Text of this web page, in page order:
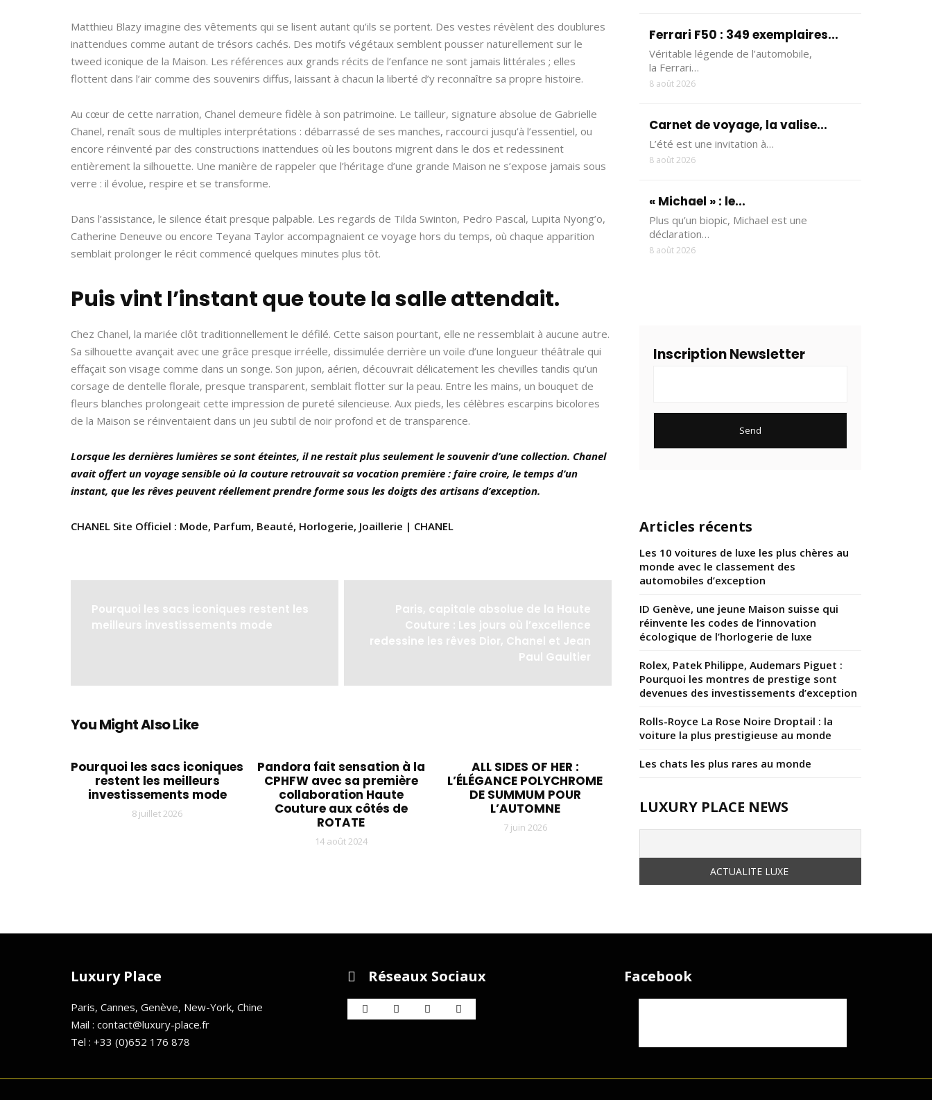
Matthieu Blazy imagine des vêtements qui se lisent autant qu’ils se portent. Des vestes révèlent des doublures
inattendues comme autant de trésors cachés. Des motifs végétaux semblent pousser naturellement sur le
tweed iconique de la Maison. Les références aux grands récits de l’enfance ne sont jamais littérales ; elles
flottent dans l’air comme des souvenirs diffus, laissant à chacun la liberté d’y reconnaître sa propre histoire.
Au cœur de cette narration, Chanel demeure fidèle à son patrimoine. Le tailleur, signature absolue de Gabrielle
Chanel, renaît sous de multiples interprétations : débarrassé de ses manches, raccourci jusqu’à l’essentiel, ou
encore réinventé par des constructions inattendues où les boutons migrent dans le dos et redessinent
entièrement la silhouette. Une manière de rappeler que l’héritage d’une grande Maison ne s’expose jamais sous
verre : il évolue, respire et se transforme.
Dans l’assistance, le silence était presque palpable. Les regards de Tilda Swinton, Pedro Pascal, Lupita Nyong’o,
Catherine Deneuve ou encore Teyana Taylor accompagnaient ce voyage hors du temps, où chaque apparition
semblait prolonger le récit commencé quelques minutes plus tôt.
Puis vint l’instant que toute la salle attendait.
Chez Chanel, la mariée clôt traditionnellement le défilé. Cette saison pourtant, elle ne ressemblait à aucune autre.
Sa silhouette avançait avec une grâce presque irréelle, dissimulée derrière un voile d’une longueur théâtrale qui
effaçait son visage comme dans un songe. Son jupon, aérien, découvrait délicatement les chevilles tandis qu’un
corsage de dentelle florale, presque transparent, semblait flotter sur la peau. Entre les mains, un bouquet de
fleurs blanches prolongeait cette impression de pureté silencieuse. Aux pieds, les célèbres escarpins bicolores
de la Maison se réinventaient dans un jeu subtil de noir profond et de transparence.
Lorsque les dernières lumières se sont éteintes, il ne restait plus seulement le souvenir d’une collection. Chanel
avait offert un voyage sensible où la couture retrouvait sa vocation première : faire croire, le temps d’un
instant, que les rêves peuvent réellement prendre forme sous les doigts des artisans d’exception.
CHANEL Site Officiel : Mode, Parfum, Beauté, Horlogerie, Joaillerie | CHANEL
Pourquoi les sacs iconiques restent les
meilleurs investissements mode
Paris, capitale absolue de la Haute
Couture : Les jours où l’excellence
redessine les rêves Dior, Chanel et Jean
Paul Gaultier
You Might Also Like
Pourquoi les sacs iconiques
restent les meilleurs
investissements mode
8 juillet 2026
Pandora fait sensation à la
CPHFW avec sa première
collaboration Haute
Couture aux côtés de
ROTATE
14 août 2024
ALL SIDES OF HER :
L’ÉLÉGANCE POLYCHROME
DE SUMMUM POUR
L’AUTOMNE
7 juin 2026
Ferrari F50 : 349 exemplaires...
Véritable légende de l’automobile,
la Ferrari…
8 août 2026
Carnet de voyage, la valise...
L’été est une invitation à…
8 août 2026
« Michael » : le...
Plus qu’un biopic, Michael est une
déclaration…
8 août 2026
Inscription Newsletter
Articles récents
Les 10 voitures de luxe les plus chères au
monde avec le classement des
automobiles d’exception
ID Genève, une jeune Maison suisse qui
réinvente les codes de l’innovation
écologique de l’horlogerie de luxe
Rolex, Patek Philippe, Audemars Piguet :
Pourquoi les montres de prestige sont
devenues des investissements d’exception
Rolls-Royce La Rose Noire Droptail : la
voiture la plus prestigieuse au monde
Les chats les plus rares au monde
LUXURY PLACE NEWS
Luxury Place
Paris, Cannes, Genève, New-York, Chine
Mail : contact@luxury-place.fr
Tel : +33 (0)652 176 878
Réseaux Sociaux Facebook